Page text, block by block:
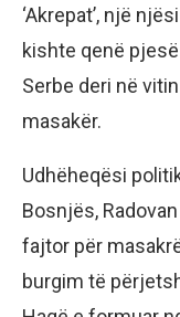
‘Akrepat’, një
kishte qenë
Serbe deri në
masakër.
Udhëheqësi
Bosnjës,
fajtor për
burgim të